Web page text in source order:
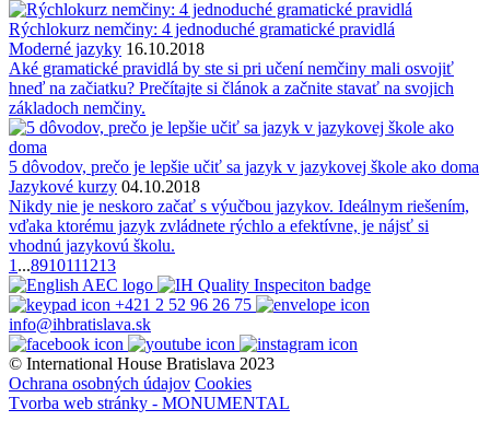
Rýchlokurz nemčiny: 4 jednoduché gramatické pravidlá
Moderné jazyky 16.10.2018
Aké gramatické pravidlá by ste si pri učení nemčiny mali osvojiť
hneď na začiatku? Prečítajte si článok a začnite stavať na svojich
základoch nemčiny.
5 dôvodov, prečo je lepšie učiť sa jazyk v jazykovej škole ako doma
Jazykové kurzy 04.10.2018
Nikdy nie je neskoro začať s výučbou jazykov. Ideálnym riešením,
vďaka ktorému jazyk zvládnete rýchlo a efektívne, je nájsť si
vhodnú jazykovú školu.
1 ...8910111213
+421 2 52 96 26 75
info@ihbratislava.sk
© International House Bratislava 2023
Ochrana osobných údajov Cookies
Tvorba web stránky - MONUMENTAL